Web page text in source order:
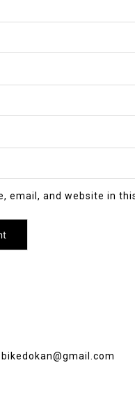
email, and website in
bikedokan@gmail.com